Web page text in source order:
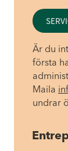
Är du
första
Maila
undrar